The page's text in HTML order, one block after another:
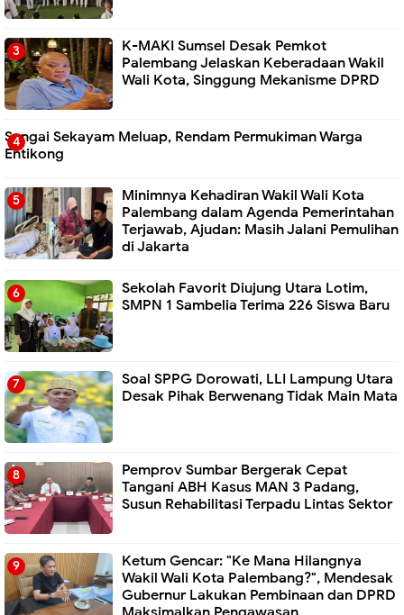
K-MAKI Sumsel Desak Pemkot
Palembang Jelaskan Keberadaan Wakil
Wali Kota, Singgung Mekanisme DPRD
Sungai Sekayam Meluap, Rendam Permukiman Warga
Entikong
Minimnya Kehadiran Wakil Wali Kota
Palembang dalam Agenda Pemerintahan
Terjawab, Ajudan: Masih Jalani Pemulihan
di Jakarta
Sekolah Favorit Diujung Utara Lotim,
SMPN 1 Sambelia Terima 226 Siswa Baru ‎
Soal SPPG Dorowati, LLI Lampung Utara
Desak Pihak Berwenang Tidak Main Mata
Pemprov Sumbar Bergerak Cepat
Tangani ABH Kasus MAN 3 Padang,
Susun Rehabilitasi Terpadu Lintas Sektor
Ketum Gencar: "Ke Mana Hilangnya
Wakil Wali Kota Palembang?", Mendesak
Gubernur Lakukan Pembinaan dan DPRD